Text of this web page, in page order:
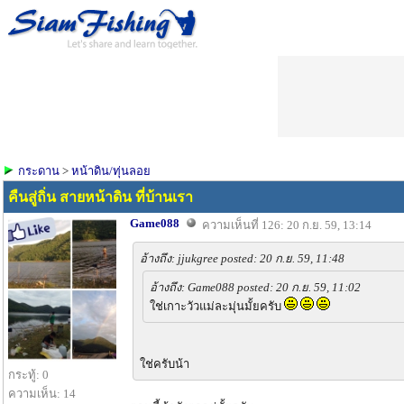
กระดาน > หน้าดิน/ทุ่นลอย
คืนสู่ถิ่น สายหน้าดิน ที่บ้านเรา
กระทู้: 0
ความเห็น: 14
Game088 ความเห็นที่ 126: 20 ก.ย. 59, 13:14
อ้างถึง: jjukgree posted: 20 ก.ย. 59, 11:48
อ้างถึง: Game088 posted: 20 ก.ย. 59, 11:02
ใช่เกาะวัวแม่ละมุ่นมั้ยครับ
ใช่ครับน้า